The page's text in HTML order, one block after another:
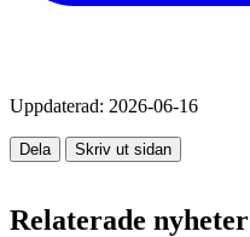
Uppdaterad: 2026-06-16
Dela Skriv ut sidan
Relaterade nyheter